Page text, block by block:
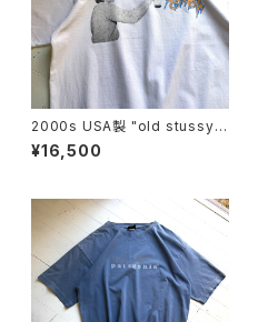
2000s USA製 "old stussy"
S/S T-shirt
¥16,500